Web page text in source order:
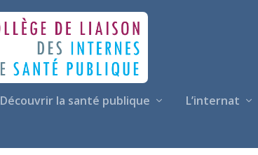
Découvrir la santé publique L’internat